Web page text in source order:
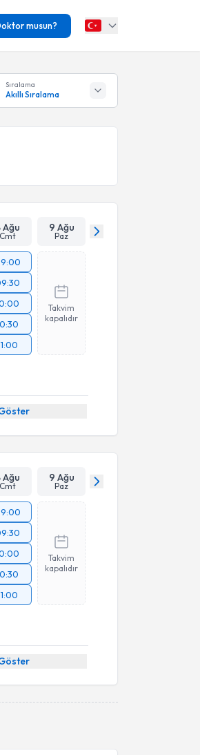
musun?
Sıralama
Akıllı Sıralama
Ağu
Cmt
9 Ağu
Paz
Takvim
kapalıdır
Ağu
Cmt
9 Ağu
Paz
Takvim
kapalıdır